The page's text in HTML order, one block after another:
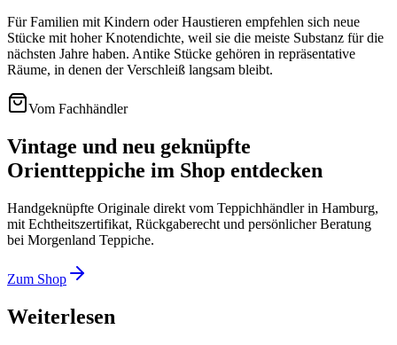
Für Familien mit Kindern oder Haustieren empfehlen sich neue
Stücke mit hoher Knotendichte, weil sie die meiste Substanz für die
nächsten Jahre haben. Antike Stücke gehören in repräsentative
Räume, in denen der Verschleiß langsam bleibt.
Vom Fachhändler
Vintage und neu geknüpfte
Orientteppiche im Shop entdecken
Handgeknüpfte Originale direkt vom Teppichhändler in Hamburg,
mit Echtheitszertifikat, Rückgaberecht und persönlicher Beratung
bei Morgenland Teppiche.
Zum Shop
Weiterlesen